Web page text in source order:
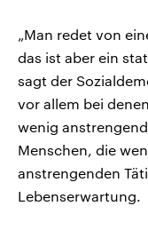
„Man redet von
das ist aber ein
sagt der
vor allem bei
wenig
Menschen, die
anstrengenden
Lebenserwartung.